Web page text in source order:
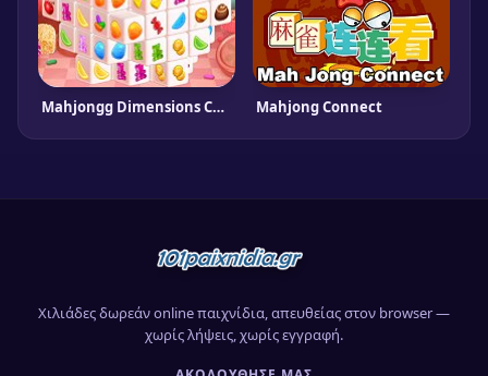
Mahjongg Dimensions Candy 640 seconds Mahjong Connect
Χιλιάδες δωρεάν online παιχνίδια, απευθείας στον browser —
χωρίς λήψεις, χωρίς εγγραφή.